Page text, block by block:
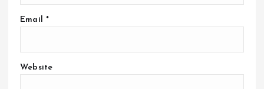
Email *
Website